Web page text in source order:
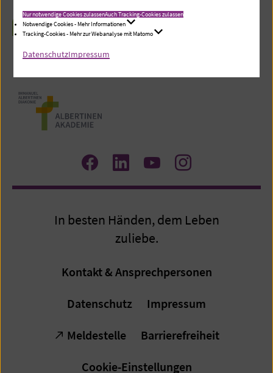
FAQ VIDEOAUFZEICHNUNG
Zum
Facebook
Zum
LinkedIn
Zum
YouTube
Zum
Instagram
In besten Händen, dem Leben
zuliebe.
Kontakt & Ansprechpersonen
Datenschutz Impressum
Meldestelle Barrierefreiheit
Cookie-Einstellungen
Nur notwendige Cookies zulassenAuch Tracking-Cookies zulassen
Notwendige Cookies - Mehr Informationen
Tracking-Cookies - Mehr zur Webanalyse mit Matomo
DatenschutzImpressum